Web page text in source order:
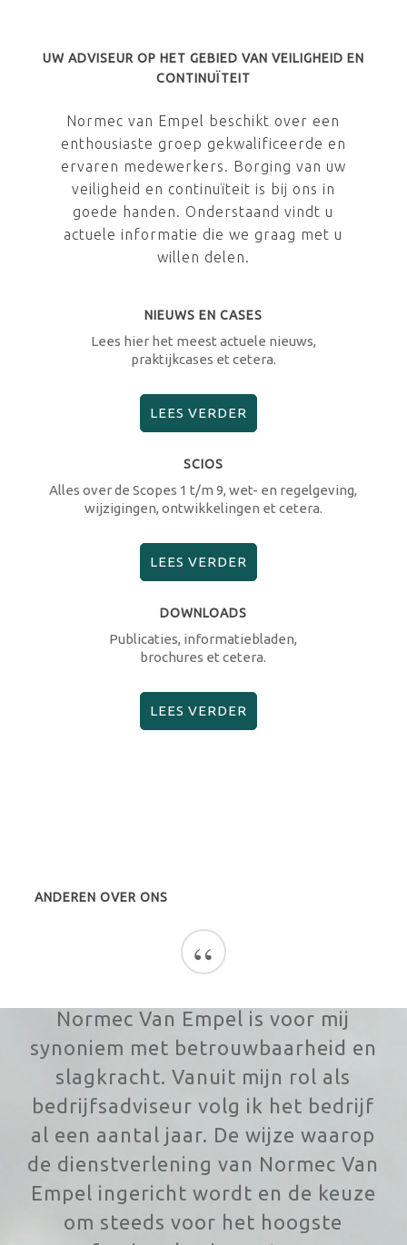
UW ADVISEUR OP HET GEBIED VAN VEILIGHEID EN
CONTINUÏTEIT
Normec van Empel beschikt over een
enthousiaste groep gekwalificeerde en
ervaren medewerkers. Borging van uw
veiligheid en continuïteit is bij ons in
goede handen. Onderstaand vindt u
actuele informatie die we graag met u
willen delen.
NIEUWS EN CASES
Lees hier het meest actuele nieuws,
praktijkcases et cetera.
LEES VERDER
SCIOS
Alles over de Scopes 1 t/m 9, wet- en regelgeving,
wijzigingen, ontwikkelingen et cetera.
LEES VERDER
DOWNLOADS
Publicaties, informatiebladen,
brochures et cetera.
LEES VERDER
ANDEREN OVER ONS
“
Normec Van Empel is voor mij
synoniem met betrouwbaarheid en
slagkracht. Vanuit mijn rol als
bedrijfsadviseur volg ik het bedrijf
al een aantal jaar. De wijze waarop
de dienstverlening van Normec Van
Empel ingericht wordt en de keuze
om steeds voor het hoogste